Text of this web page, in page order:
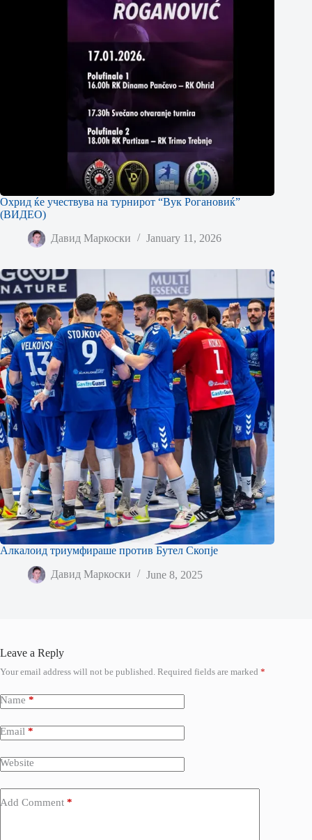
Охрид ќе учествува на турнирот “Вук Рогановиќ”
(ВИДЕО)
Давид Маркоски January 11, 2026
Алкалоид триумфираше против Бутел Скопје
Давид Маркоски June 8, 2025
Leave a Reply
Your email address will not be published. Required fields are marked *
Name *
Email *
Website
Add Comment *